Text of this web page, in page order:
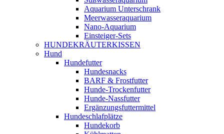
Aquarium Unterschrank
Meerwasseraquarium
Nano-Aquarium
Einsteiger-Sets
HUNDEKRÄUTERKISSEN
Hund
Hundefutter
Hundesnacks
BARF & Frostfutter
Hunde-Trockenfutter
Hunde-Nassfutter
Ergänzungsfuttermittel
Hundeschlafplätze
Hundekorb